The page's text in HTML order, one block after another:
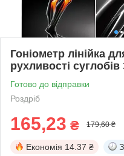
Гоніометр лінійка
рухливості
Готово до відправки
Роздріб
165,23 ₴ 179,60 ₴
Економія 14.37 ₴